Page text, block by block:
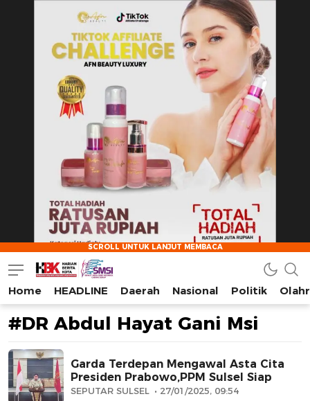
HarianBeritaKota
Mengabarkan Setiap Detil, Sudut, dan Cerita Kota
Home HEADLINE Daerah Nasional Politik
#DR Abdul Hayat Gani Msi
Garda Terdepan Mengawal Asta Cita
Presiden Prabowo,PPM Sulsel Siap
SEPUTAR SULSEL 27/01/2025, 09:54